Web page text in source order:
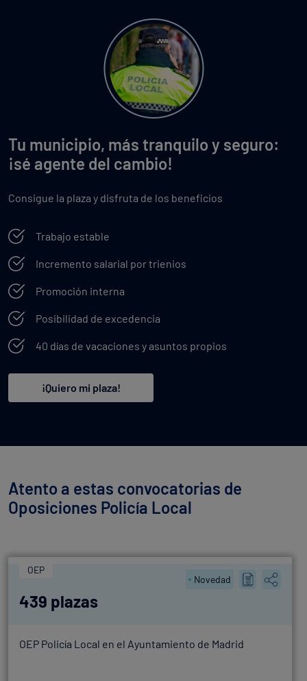
Tu municipio, más tranquilo y seguro:
¡sé agente del cambio!
Consigue la plaza y disfruta de los beneficios
Trabajo estable
Incremento salarial por trienios
Promoción interna
Posibilidad de excedencia
40 días de vacaciones y asuntos propios
¡Quiero mi plaza!
Atento a estas convocatorias de
Oposiciones Policía Local
OEP
Novedad
439 plazas
OEP Policía Local en el Ayuntamiento de Madrid